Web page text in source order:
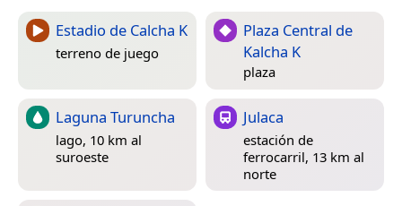
Estadio de Calcha K
terreno de juego
Plaza Central de
Kalcha K
plaza
Laguna Turuncha
lago, 10 km al
suroeste
Julaca
estación de
ferrocarril, 13 km al
norte